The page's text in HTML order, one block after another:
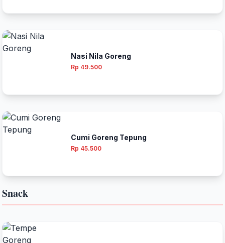
Nasi Nila Goreng
Rp 49.500
Cumi Goreng Tepung
Rp 45.500
Snack